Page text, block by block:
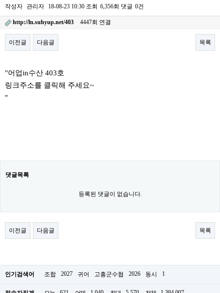
작성자 관리자 18-08-23 10:30 조회 6,356회 댓글 0건
http://ln.suhyup.net/403 4447회 연결
이전글 다음글 목록
"어업in수산 403호
링크주소를 클릭해 주세요~
"
댓글목록
등록된 댓글이 없습니다.
이전글 다음글 목록
인기검색어 조합 2027 귀어 고흥군수협 2026 동시 1